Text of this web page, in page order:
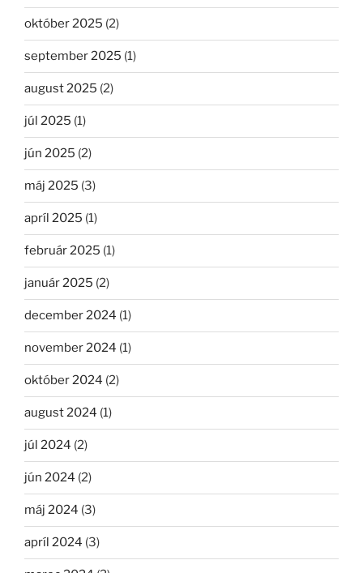
október 2025 (2)
september 2025 (1)
august 2025 (2)
júl 2025 (1)
jún 2025 (2)
máj 2025 (3)
apríl 2025 (1)
február 2025 (1)
január 2025 (2)
december 2024 (1)
november 2024 (1)
október 2024 (2)
august 2024 (1)
júl 2024 (2)
jún 2024 (2)
máj 2024 (3)
apríl 2024 (3)